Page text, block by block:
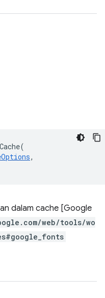
(
,
dalam cache [Google
web/tools/wo